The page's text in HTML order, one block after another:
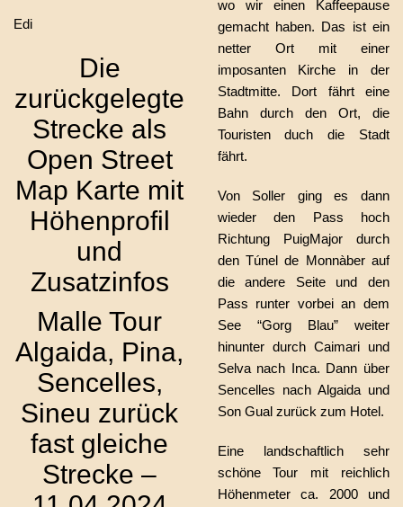
Edi
Die
zurückgelegte
Strecke als
Open Street
Map Karte mit
Höhenprofil
und
Zusatzinfos
Malle Tour
Algaida, Pina,
Sencelles,
Sineu zurück
fast gleiche
Strecke –
wo wir einen Kaffeepause
gemacht haben. Das ist ein
netter Ort mit einer
imposanten Kirche in der
Stadtmitte. Dort fährt eine
Bahn durch den Ort, die
Touristen duch die Stadt
fährt.
Von Soller ging es dann
wieder den Pass hoch
Richtung PuigMajor durch
den Túnel de Monnàber auf
die andere Seite und den
Pass runter vorbei an dem
See “Gorg Blau” weiter
hinunter durch Caimari und
Selva nach Inca. Dann über
Sencelles nach Algaida und
Son Gual zurück zum Hotel.
Eine landschaftlich sehr
schöne Tour mit reichlich
Höhenmeter ca. 2000 und